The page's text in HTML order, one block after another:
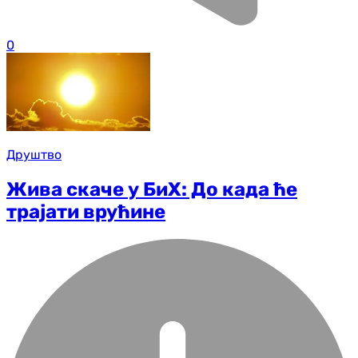
0
Друштво
Жива скаче у БиХ: До када ће
трајати врућине